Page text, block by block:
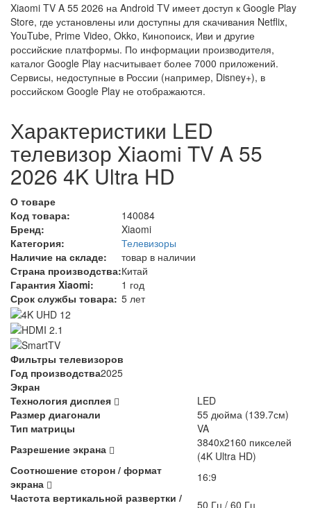
Xiaomi TV A 55 2026 на Android TV имеет доступ к Google Play
Store, где установлены или доступны для скачивания Netflix,
YouTube, Prime Video, Okko, Кинопоиск, Иви и другие
российские платформы. По информации производителя,
каталог Google Play насчитывает более 7000 приложений.
Сервисы, недоступные в России (например, Disney+), в
российском Google Play не отображаются.
Характеристики LED
телевизор Xiaomi TV A 55
2026 4K Ultra HD
О товаре
Код товара:
140084
Бренд:
Xiaomi
Категория:
Телевизоры
Наличие на складе:
товар в наличии
Страна производства:Китай
Гарантия Xiaomi:
1 год
Срок службы товара: 5 лет
Фильтры телевизоров
Год производства2025
Экран
Технология дисплея
LED
Размер диагонали
55 дюйма (139.7см)
Тип матрицы
VA
Разрешение экрана
3840x2160 пикселей
(4K Ultra HD)
Соотношение сторон / формат
экрана
16:9
Частота вертикальной развертки /
50 Гц / 60 Гц